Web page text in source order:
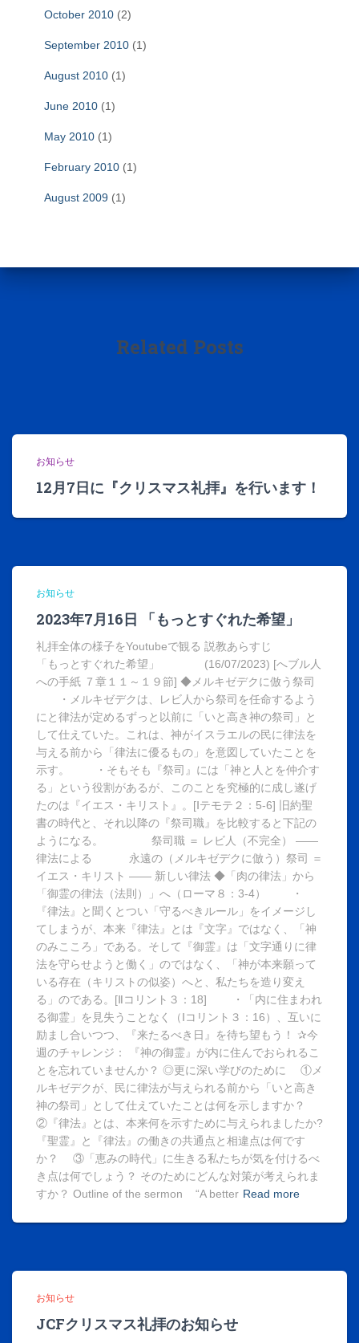
October 2010 (2)
September 2010 (1)
August 2010 (1)
June 2010 (1)
May 2010 (1)
February 2010 (1)
August 2009 (1)
Related Posts
お知らせ
12月7日に『クリスマス礼拝』を行います！
お知らせ
2023年7月16日 「もっとすぐれた希望」
礼拝全体の様子をYoutubeで観る 説教あらすじ
「もっとすぐれた希望」 (16/07/2023) [へブル人
への手紙 ７章１１～１９節] ◆メルキゼデクに倣う祭司
・メルキゼデクは、レビ人から祭司を任命するよう
にと律法が定めるずっと以前に「いと高き神の祭司」と
して仕えていた。これは、神がイスラエルの民に律法を
与える前から「律法に優るもの」を意図していたことを
示す。 ・そもそも『祭司』には「神と人とを仲介す
る」という役割があるが、このことを究極的に成し遂げ
たのは『イエス・キリスト』。[Ⅰテモテ２：5-6] 旧約聖
書の時代と、それ以降の『祭司職』を比較すると下記の
ようになる。 祭司職 ＝ レビ人（不完全） ――
律法による 永遠の（メルキゼデクに倣う）祭司 ＝
イエス・キリスト ―― 新しい律法 ◆「肉の律法」から
「御霊の律法（法則）」へ（ローマ８：3-4） ・
『律法』と聞くとつい「守るべきルール」をイメージし
てしまうが、本来『律法』とは『文字』ではなく、「神
のみこころ」である。そして『御霊』は「文字通りに律
法を守らせようと働く」のではなく、「神が本来願って
いる存在（キリストの似姿）へと、私たちを造り変え
る」のである。[Ⅱコリント３：18] ・「内に住まわれ
る御霊」を見失うことなく（Ⅰコリント３：16）、互いに
励まし合いつつ、『来たるべき日』を待ち望もう！ ✰今
週のチャレンジ： 『神の御霊』が内に住んでおられるこ
とを忘れていませんか？ ◎更に深い学びのために ①メ
ルキゼデクが、民に律法が与えられる前から「いと高き
神の祭司」として仕えていたことは何を示しますか？
②『律法』とは、本来何を示すために与えられましたか?
『聖霊』と『律法』の働きの共通点と相違点は何です
か？ ③「恵みの時代」に生きる私たちが気を付けるべ
き点は何でしょう？ そのためにどんな対策が考えられま
すか？ Outline of the sermon “A better Read more
お知らせ
JCFクリスマス礼拝のお知らせ